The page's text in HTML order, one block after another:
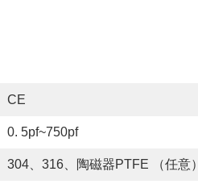
CE
0. 5pf~750pf
304、316、陶磁器PTFE （任意）